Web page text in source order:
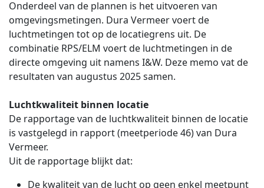
Onderdeel van de plannen is het uitvoeren van
omgevingsmetingen. Dura Vermeer voert de
luchtmetingen tot op de locatiegrens uit. De
combinatie RPS/ELM voert de luchtmetingen in de
directe omgeving uit namens I&W. Deze memo vat de
resultaten van augustus 2025 samen.
Luchtkwaliteit binnen locatie
De rapportage van de luchtkwaliteit binnen de locatie
is vastgelegd in rapport (meetperiode 46) van Dura
Vermeer.
Uit de rapportage blijkt dat:
De kwaliteit van de lucht op geen enkel meetpunt